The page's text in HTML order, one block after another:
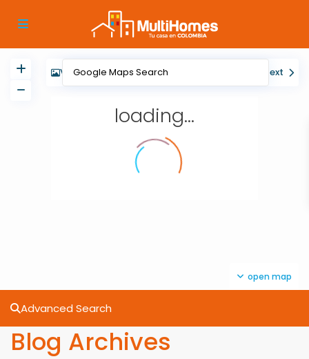
loading...
open map
View My Location Next
Advanced Search
Blog Archives